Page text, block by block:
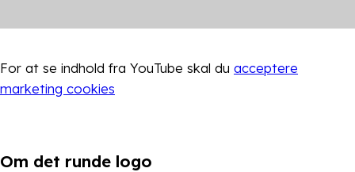
For at se indhold fra YouTube skal du acceptere
marketing cookies
Om det runde logo